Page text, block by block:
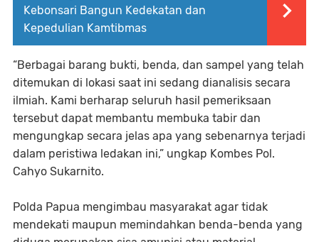
Kebonsari Bangun Kedekatan dan
Kepedulian Kamtibmas
“Berbagai barang bukti, benda, dan sampel yang telah
ditemukan di lokasi saat ini sedang dianalisis secara
ilmiah. Kami berharap seluruh hasil pemeriksaan
tersebut dapat membantu membuka tabir dan
mengungkap secara jelas apa yang sebenarnya terjadi
dalam peristiwa ledakan ini,” ungkap Kombes Pol.
Cahyo Sukarnito.
Polda Papua mengimbau masyarakat agar tidak
mendekati maupun memindahkan benda-benda yang